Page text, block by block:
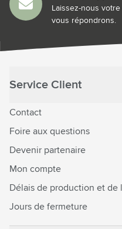
Laissez-nous
vous répondrons.
Service Client
Contact
Foire aux questions
Devenir partenaire
Mon compte
Délais de production et de
Jours de fermeture